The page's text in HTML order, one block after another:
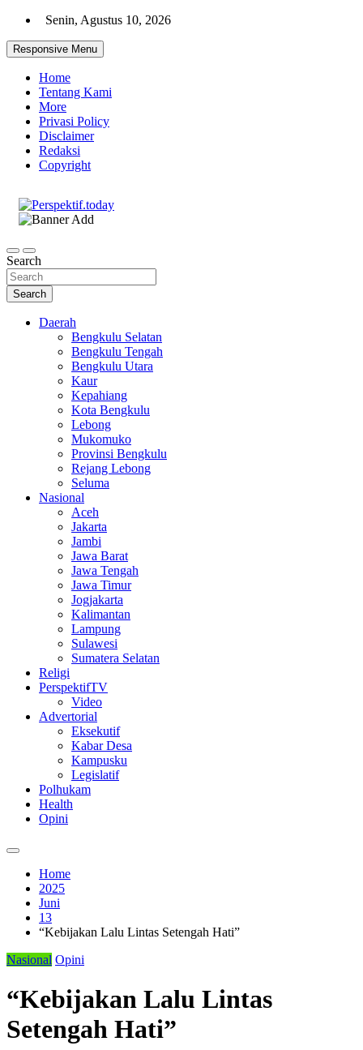
Skip
content
Senin, Agustus 10, 2026
Responsive Menu
Home
Tentang Kami
More
Privasi Policy
Disclaimer
Redaksi
Copyright
Search
Search
Daerah
Bengkulu Selatan
Bengkulu Tengah
Bengkulu Utara
Kaur
Kepahiang
Kota Bengkulu
Lebong
Mukomuko
Provinsi Bengkulu
Rejang Lebong
Seluma
Nasional
Aceh
Jakarta
Jambi
Jawa Barat
Jawa Tengah
Jawa Timur
Jogjakarta
Kalimantan
Lampung
Sulawesi
Sumatera Selatan
Religi
PerspektifTV
Video
Advertorial
Eksekutif
Kabar Desa
Kampusku
Legislatif
Polhukam
Health
Opini
Home
2025
Juni
13
“Kebijakan Lalu Lintas Setengah Hati”
Nasional Opini
“Kebijakan Lalu Lintas
Setengah Hati”